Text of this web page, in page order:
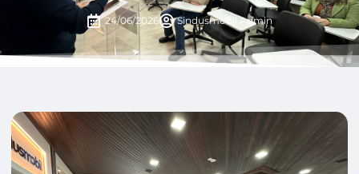
24/06/2026 Sindusmobil Admin